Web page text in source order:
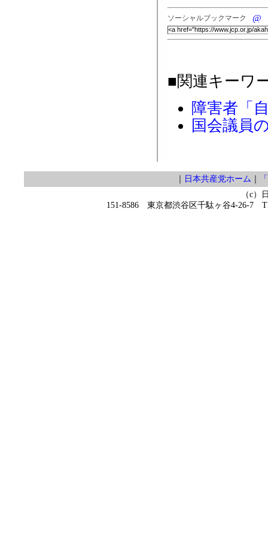
ソーシャルブックマーク
■関連キーワ
障害者「
国会議員
日本共産党ホーム
（c）
151-8586 東京都渋谷区千駄ヶ谷4-26-7